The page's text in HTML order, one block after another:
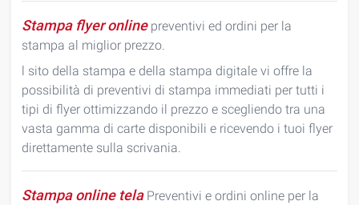
Stampa flyer onlinepreventivi ed ordini per la
stampa al miglior prezzo.
l sito della stampa e della stampa digitale vi offre la
possibilità di preventivi di stampa immediati per tutti i
tipi di flyer ottimizzando il prezzo e scegliendo tra una
vasta gamma di carte disponibili e ricevendo i tuoi flyer
direttamente sulla scrivania.
Stampa online telaPreventivi e ordini online per la